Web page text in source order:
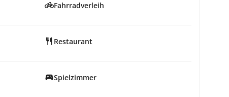
Fahrradverleih
Restaurant
Spielzimmer